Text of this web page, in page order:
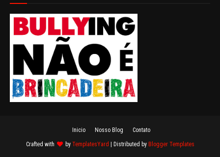
Inicio Nosso Blog Contato
Crafted with by TemplatesYard | Distributed by Blogger Templates